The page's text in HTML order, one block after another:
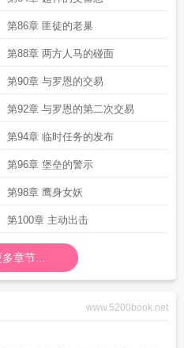
第86章 匪徒的老巢
第88章 两方人马的碰面
第90章 与罗恩的交易
第92章 与罗恩的第二次交易
第94章 临时任务的发布
第96章 堡垒的警示
第98章 鹰身女妖
第100章 主动出击
章节...
www.5200book.net